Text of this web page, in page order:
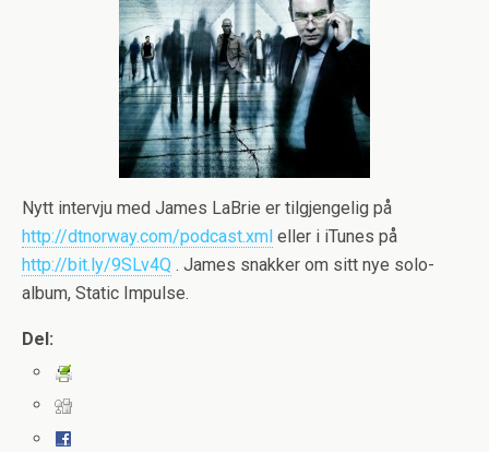
Nytt intervju med James LaBrie er tilgjengelig på
http://dtnorway.com/podcast.xml eller i iTunes på
http://bit.ly/9SLv4Q . James snakker om sitt nye solo-
album, Static Impulse.
Del: